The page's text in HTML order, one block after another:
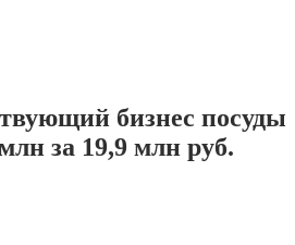
бизнес посуды
за 19,9 млн руб.